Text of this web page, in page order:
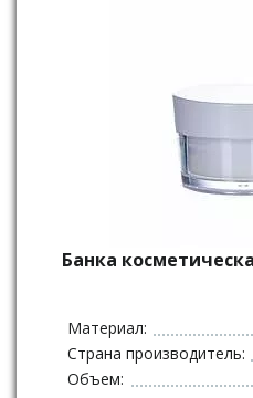
Банка
Материал:
Страна производитель:
Объем: